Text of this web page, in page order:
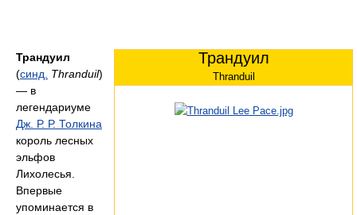
Трандуил
Thranduil
Трандуил
(синд. Thranduil)
— в
легендариуме
Дж. Р. Р. Толкина
король лесных
эльфов
Лихолесья.
Впервые
упоминается в